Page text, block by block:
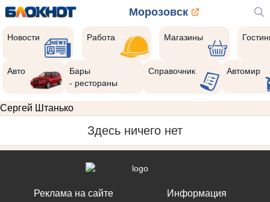
Морозовск
Новости Работа Магазины
Авто
Бары
- рестораны
Справочник Автомир
Сергей Штанько
Здесь ничего нет
Реклама на сайте
Информация